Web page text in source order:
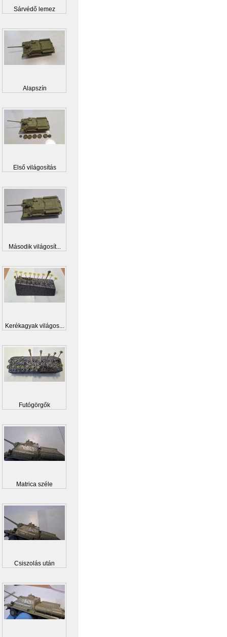
Sárvédő lemez
Alapszín
Első világosítás
Második világosít...
Kerékagyak világos...
Futógörgők
Matrica széle
Csiszolás után